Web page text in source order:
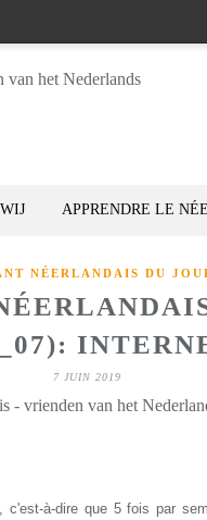
APPRENDRE LE
NÉERLANDAIS DU
7 JUIN 2019
- vrienden van het
c'est-à-dire que 5 fois par